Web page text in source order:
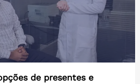
de presentes e